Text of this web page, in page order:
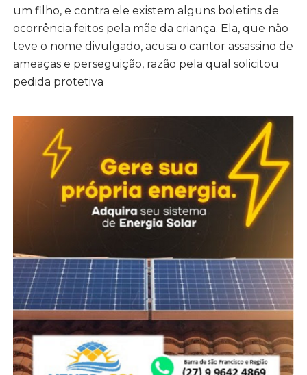
um filho, e contra ele existem alguns boletins de
ocorrência feitos pela mãe da criança. Ela, que não
teve o nome divulgado, acusa o cantor assassino de
ameaças e perseguição, razão pela qual solicitou
pedida protetiva